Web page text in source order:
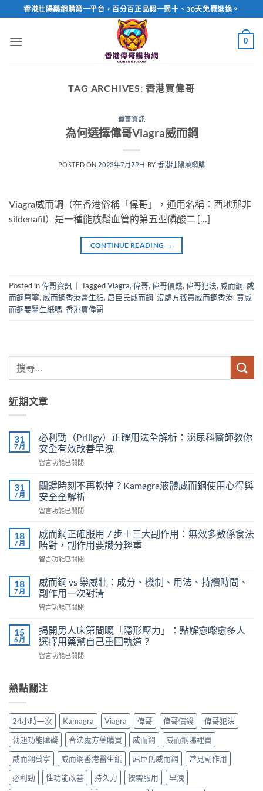
to
content
香港壯陽藥網購第一平台，百分百正品假一罰十、30天免費退換。
0
TAG ARCHIVES: 香港買偉哥
偉哥資訊
為何選擇偉哥Viagra威而鋼
POSTED ON 2023年7月29日 BY香港壯陽藥網購
Viagra威而鋼（在香港俗稱「偉哥」，通用名稱：西地那非
sildenafil）是一種能放鬆血管的第五型磷酸二 […]
CONTINUE READING →
Posted in偉哥資訊 TaggedViagra, 偉哥, 偉哥價錢, 偉哥犯法, 威而鋼, 威
而鋼萬寧, 威而鋼香港醫生紙, 屈臣氏威而鋼, 沒處方籤買威而鋼香港, 買威
而鋼要醫生紙嗎, 香港買偉哥
近期文章
31
7 月
必利勁（Priligy）正確用法全解析：泌尿科醫師教你
安全有效改善早洩
在
利
勁
（Priligy）
正
用
法
全
解
泌
尿
醫
教
你
安
效
改
早
洩〉
中
留言功能已關閉
31
7 月
關鍵時刻不再軟掉？Kamagra液體威而鋼使用心得與
安全全解析
在
鍵
時
刻
不
軟
掉？
Kamagra
液
威
而
使
得
全
全
解
析〉
中
留言功能已關閉
18
7 月
威而鋼正確服用 7 步＋三大副作用：無效多數係食法
唔對，副作用要識分輕重
在
而
鋼
正
確
用
7
步
＋
副
效
多
數
係
食
唔
留言功能已關閉
18
7 月
威而鋼 vs 樂威壯：成分、機制、用法、持續時間、
副作用一次對清
在
而
鋼
vs
樂
成
制、
用
法、
持
續
時
間、
副
留言功能已關閉
15
6 月
揭開男人床第間嘅「隱形壓力」：點解愈嚟愈多人
選擇用藥幫自己重回軌道？
在
男
人
第
嘅
「隱
形
壓
力」：
點
留言功能已關閉
熱點關注
24小時一次 Kamagra Viagra 偉哥 偉哥價錢
偉哥犯法
勃起功能障礙
合法處方藥購買 威而鋼
威而鋼哪裡買
威而鋼萬寧
威而鋼香港醫生紙 屈臣氏威而鋼
常見副作用
必利勁
性功能改善 持久力 按需服用 早洩